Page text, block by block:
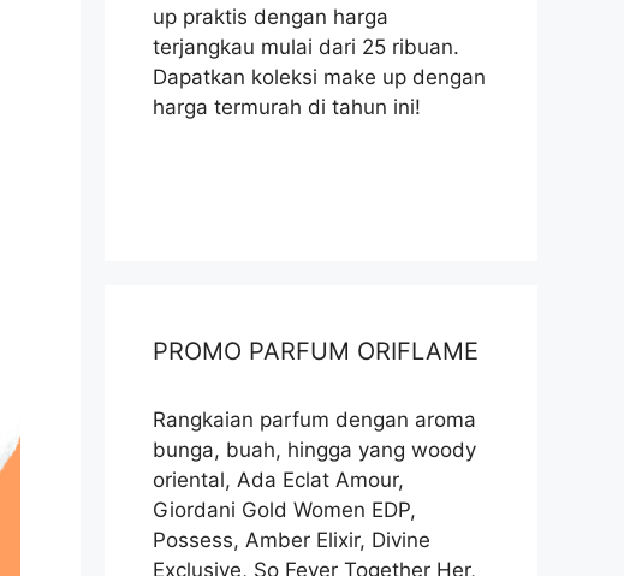
up praktis dengan harga
terjangkau mulai dari 25 ribuan.
Dapatkan koleksi make up dengan
harga termurah di tahun ini!
PROMO PARFUM ORIFLAME
Rangkaian parfum dengan aroma
bunga, buah, hingga yang woody
oriental, Ada Eclat Amour,
Giordani Gold Women EDP,
Possess, Amber Elixir, Divine
Exclusive, So Fever Together Her,